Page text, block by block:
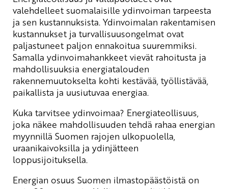
valehdelleet suomalaisille ydinvoiman tarpeesta
ja sen kustannuksista. Ydinvoimalan rakentamisen
kustannukset ja turvallisuusongelmat ovat
paljastuneet paljon ennakoitua suuremmiksi.
Samalla ydinvoimahankkeet vievät rahoitusta ja
mahdollisuuksia energiatalouden
rakennemuutokselta kohti kestävää, työllistävää,
paikallista ja uusiutuvaa energiaa.
Kuka tarvitsee ydinvoimaa? Energiateollisuus,
joka näkee mahdollisuuden tehdä rahaa energian
myynnillä Suomen rajojen ulkopuolella,
uraanikaivoksilla ja ydinjätteen
loppusijoituksella.
Energian osuus Suomen ilmastopäästöistä on